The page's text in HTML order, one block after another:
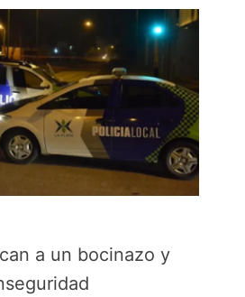
a un bocinazo y